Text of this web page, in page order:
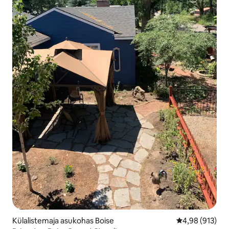
Külalistemaja asukohas Boise Keskmine
4,98 (913)